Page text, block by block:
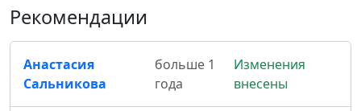
Рекомендации
Анастасия
Сальникова
больше 1
года
Изменения
внесены